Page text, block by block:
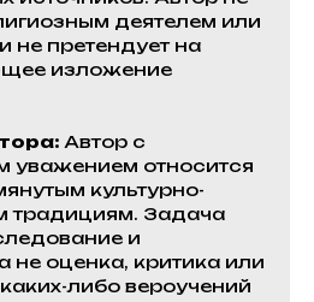
деятелем или
не претендует на
изложение
Автор с
уважением относится
культурно-
традициям. Задача
и
не оценка, критика или
либо вероучений